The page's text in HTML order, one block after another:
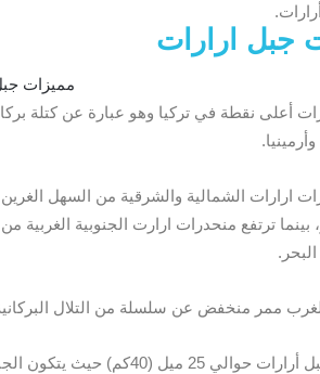
جبل ارارات
أعلى نقطة في تركيا وهو عبارة عن كتلة
ممر منخفض عن سلسلة من التلال
يبلغ قطر جبل أرارات حوالي